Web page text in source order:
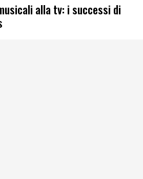
alla tv: i successi di